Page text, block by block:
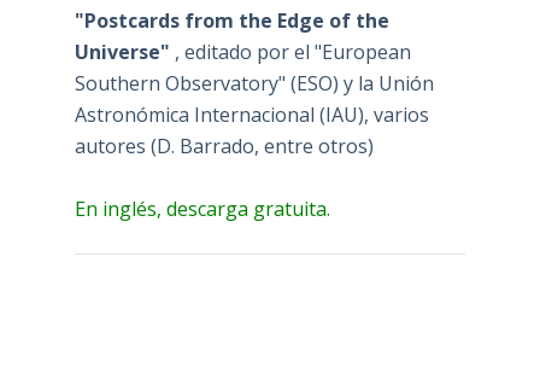
"Postcards from the Edge of the
Universe" , editado por el "European
Southern Observatory" (ESO) y la Unión
Astronómica Internacional (IAU), varios
autores (D. Barrado, entre otros)
En inglés, descarga gratuita.